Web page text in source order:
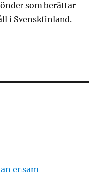
som berättar
i Svenskfinland.
ensam